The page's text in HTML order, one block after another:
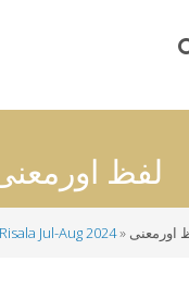
content
لفظ
Jul-Aug 2024 اورمعنی